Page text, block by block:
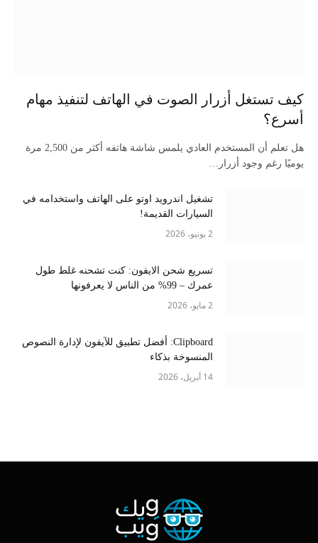
كيف تستغل أزرار الصوت في الهاتف لتنفيذ مهام
أسرع؟
هل تعلم أن المستخدم العادي يلمس شاشة هاتفه أكثر من 2,500 مرة
يوميًا رغم وجود أزرار…
تشغيل اندرويد اوتو على الهاتف واستخدامه في
السيارات القديمة!
2 يونيو، 2026
تسريع شحن الايفون: كنت تشحنه غلط طول
عمرك – 99% من الناس لا يعرفونها
2 مايو، 2026
Clipboard: أفضل تطبيق للآيفون لإدارة النصوص
المنسوخة بذكاء
14 أبريل، 2026